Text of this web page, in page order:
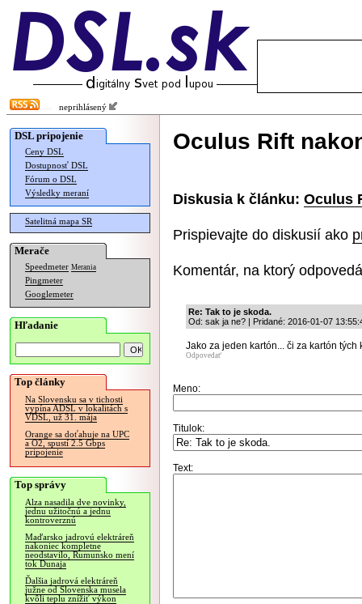
neprihlásený
DSL pripojenie
Ceny DSL
Dostupnosť DSL
Fórum o DSL
Výsledky meraní
Satelitná mapa SR
Merače
Speedmeter Merania
Pingmeter
Googlemeter
Hľadanie
Top články
Na Slovensku sa v tichosti
vypína ADSL v lokalitách s
VDSL, už 31. mája
Orange sa doťahuje na UPC
a O2, spustí 2.5 Gbps
pripojenie
Top správy
Alza nasadila dve novinky,
jednu užitočnú a jednu
kontroverznú
Maďarsko jadrovú elektráreň
nakoniec kompletne
neodstavilo, Rumunsko mení
tok Dunaja
Ďalšia jadrová elektráreň
južne od Slovenska musela
kvôli teplu znížiť výkon
Oculus Rift
Diskusia k článku: Oculus
Prispievajte do diskusií ako
Komentár, na ktorý
Re: Tak to je skoda.
Od: sak ja ne? | Pridané: 2016-01-07
Jako za jeden kartón... či za kartón tých
Odpovedať
Meno:
Titulok:
Text: